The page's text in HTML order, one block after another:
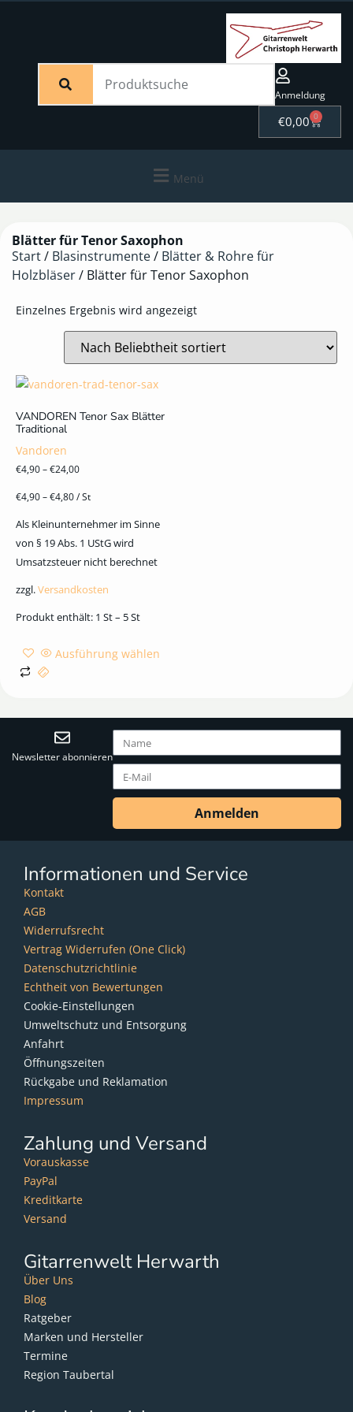
Anmeldung
€0,00 0
Menü
Blätter für Tenor Saxophon
Start/ Blasinstrumente/ Blätter & Rohre für
Holzbläser/ Blätter für Tenor Saxophon
Einzelnes Ergebnis wird angezeigt
VANDOREN Tenor Sax Blätter
Traditional
Vandoren
€4,90–€24,00
€4,90–€4,80/St
Als Kleinunternehmer im Sinne
von § 19 Abs. 1 UStG wird
Umsatzsteuer nicht berechnet
zzgl.Versandkosten
Produkt enthält: 1 St– 5St
Ausführung wählen
Newsletter abonnieren
Anmelden
Informationen und Service
Kontakt
AGB
Widerrufsrecht
Vertrag Widerrufen (One Click)
Datenschutzrichtlinie
Echtheit von Bewertungen
Cookie-Einstellungen
Umweltschutz und Entsorgung
Anfahrt
Öffnungszeiten
Rückgabe und Reklamation
Impressum
Zahlung und Versand
Vorauskasse
PayPal
Kreditkarte
Versand
Gitarrenwelt Herwarth
Über Uns
Blog
Ratgeber
Marken und Hersteller
Termine
Region Taubertal